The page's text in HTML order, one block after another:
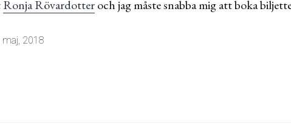
Ronja Rövardotteroch jag måste snabba mig att boka
maj, 2018